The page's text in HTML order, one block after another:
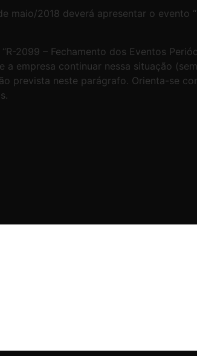
maio/2018 deverá apresentar o evento
2099 – Fechamento dos Eventos
a empresa continuar nessa situação (sem
prevista neste parágrafo. Orienta-se